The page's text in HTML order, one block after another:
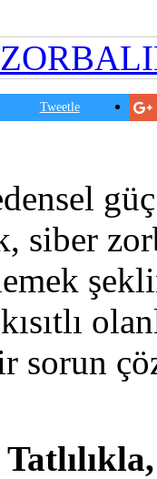
Tweetle
siber
sorun